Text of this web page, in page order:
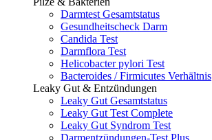
Darmtest Gesamtstatus
Gesundheitscheck Darm
Candida Test
Darmflora Test
Helicobacter pylori Test
Bacteroides / Firmicutes Verhältnis
Leaky Gut & Entzündungen
Leaky Gut Gesamtstatus
Leaky Gut Test Complete
Leaky Gut Syndrom Test
Darmentzündungen-Test Plus